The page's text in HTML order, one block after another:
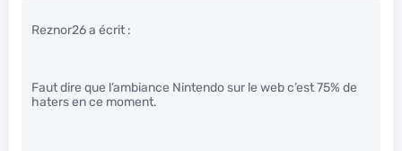
Reznor26 a écrit :
Faut dire que l’ambiance Nintendo sur le web c’est 75% de
haters en ce moment.